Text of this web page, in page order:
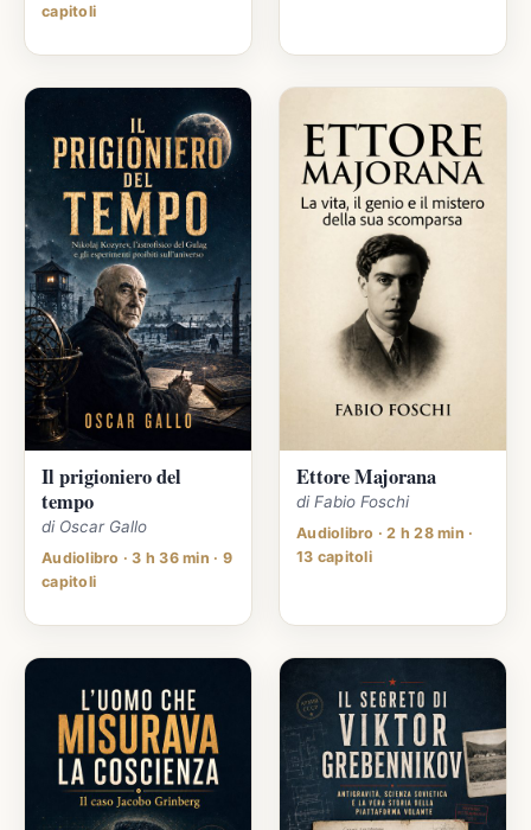
capitoli
Il prigioniero del
tempo
di Oscar Gallo
Audiolibro · 3 h 36 min · 9
capitoli
Ettore Majorana
di Fabio Foschi
Audiolibro · 2 h 28 min ·
13 capitoli